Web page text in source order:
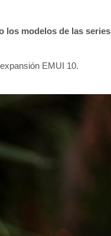
los modelos de las series
EMUI 10.